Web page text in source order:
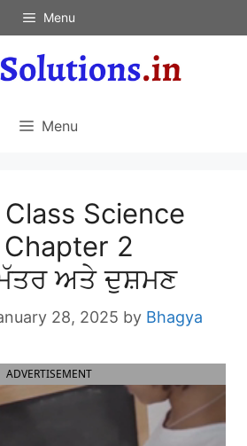
Menu
Menu
Science
2
ਅਤੇ ਦੁਸ਼ਮਣ
28, 2025 by Bhagya
ADVERTISEMENT